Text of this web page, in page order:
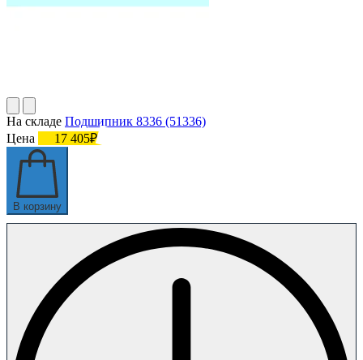
На складе Подшипник 8336 (51336)
Цена
17 405₽
В корзину